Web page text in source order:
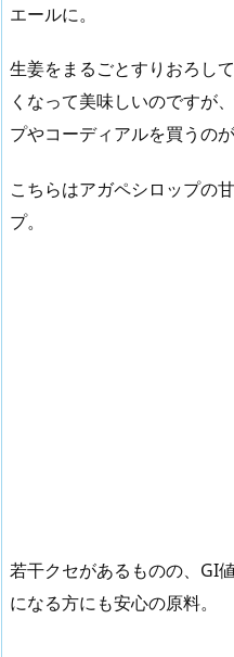
エールに。
生姜をまるごとすりおろし
くなって美味しいのですが
プやコーディアルを買うのが
こちらはアガペシロップの
プ。
若干クセがあるものの、GI
になる方にも安心の原料。